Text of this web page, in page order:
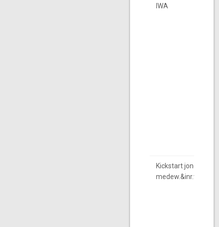
IWA
Kickstart jonge
medew.&inr.vitalitei